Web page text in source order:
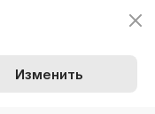
Изменить